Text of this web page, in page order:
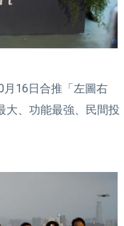
16日合推「左圖右
大、功能最強、民間投